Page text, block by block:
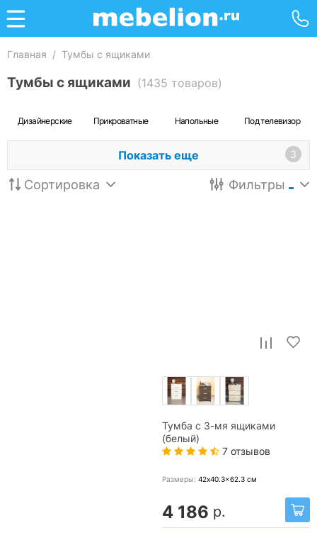
Главная / Тумбы с ящиками
Тумбы с ящиками (1435 товаров)
Дизайнерские Прикроватные Напольные Под телевизор
Показать еще 3
Сортировка Фильтры
Тумба с 3-мя ящиками
(белый)
7 отзывов
Размеры: 42x40.3x62.3 см
4 186 р.